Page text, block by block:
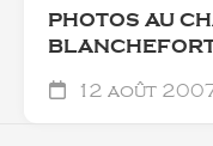
PHOTOS AU
12 août